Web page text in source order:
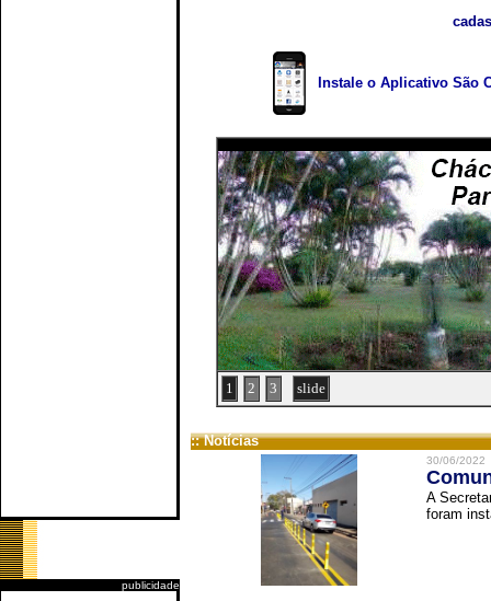
publicidade
Instale o Aplicativo São
1 2 3 slide
:: Notícias
30/06/2022
A
foram